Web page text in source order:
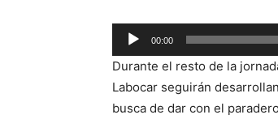
Reproductor
de
audio
00:00
Durante el resto de la
Labocar seguirán
busca de dar con el